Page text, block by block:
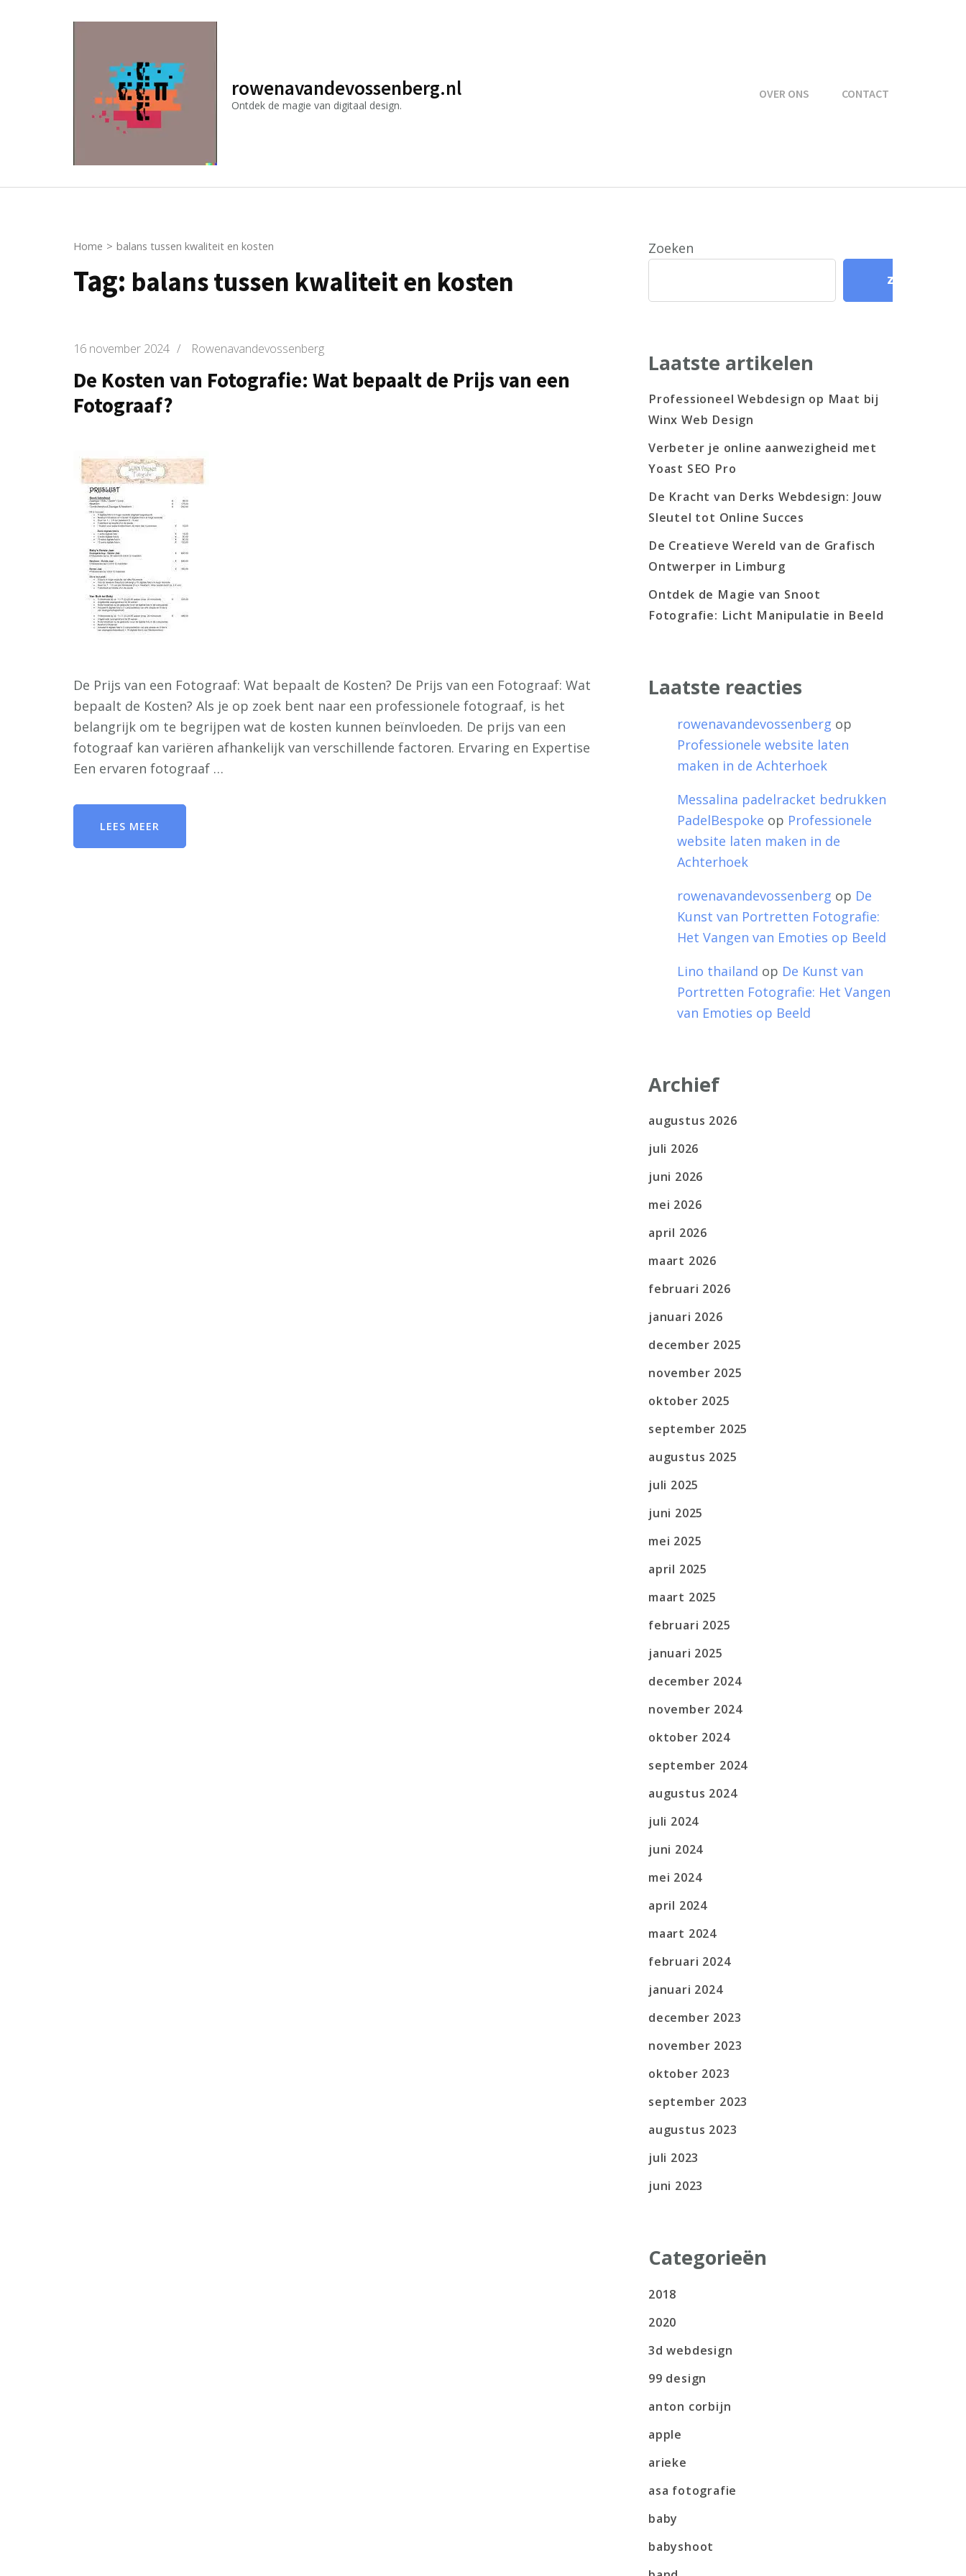
rowenavandevossenberg.nl
Ontdek de magie van digitaal design.
OVER ONS CONTACT
Home > balans tussen kwaliteit en kosten
Tag: balans tussen kwaliteit en kosten
16 november 2024 / Rowenavandevossenberg
De Kosten van Fotografie: Wat bepaalt de Prijs van een
Fotograaf?
De Prijs van een Fotograaf: Wat bepaalt de Kosten? De Prijs van een Fotograaf: Wat
bepaalt de Kosten? Als je op zoek bent naar een professionele fotograaf, is het
belangrijk om te begrijpen wat de kosten kunnen beïnvloeden. De prijs van een
fotograaf kan variëren afhankelijk van verschillende factoren. Ervaring en Expertise
Een ervaren fotograaf …
LEES MEER
Zoeken
Zoeken
Laatste artikelen
Professioneel Webdesign op Maat bij
Winx Web Design
Verbeter je online aanwezigheid met
Yoast SEO Pro
De Kracht van Derks Webdesign: Jouw
Sleutel tot Online Succes
De Creatieve Wereld van de Grafisch
Ontwerper in Limburg
Ontdek de Magie van Snoot
Fotografie: Licht Manipulatie in Beeld
Laatste reacties
rowenavandevossenberg op
Professionele website laten
maken in de Achterhoek
Messalina padelracket bedrukken
PadelBespoke op Professionele
website laten maken in de
Achterhoek
rowenavandevossenberg op De
Kunst van Portretten Fotografie:
Het Vangen van Emoties op Beeld
Lino thailand op De Kunst van
Portretten Fotografie: Het Vangen
van Emoties op Beeld
Archief
augustus 2026
juli 2026
juni 2026
mei 2026
april 2026
maart 2026
februari 2026
januari 2026
december 2025
november 2025
oktober 2025
september 2025
augustus 2025
juli 2025
juni 2025
mei 2025
april 2025
maart 2025
februari 2025
januari 2025
december 2024
november 2024
oktober 2024
september 2024
augustus 2024
juli 2024
juni 2024
mei 2024
april 2024
maart 2024
februari 2024
januari 2024
december 2023
november 2023
oktober 2023
september 2023
augustus 2023
juli 2023
juni 2023
Categorieën
2018
2020
3d webdesign
99 design
anton corbijn
apple
arieke
asa fotografie
baby
babyshoot